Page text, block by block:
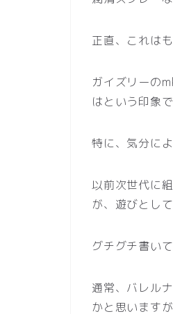
正直、これは
ガイズリーの
はという印象で
特に、気分に
以前次世代に
が、遊びとし
グチグチ書い
通常、バレル
かと思います